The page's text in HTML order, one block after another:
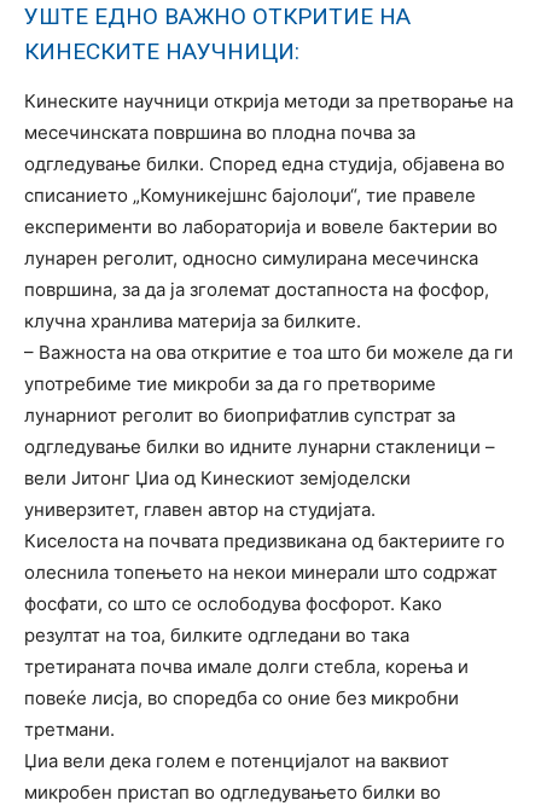
УШТЕ ЕДНО ВАЖНО ОТКРИТИЕ НА
КИНЕСКИТЕ НАУЧНИЦИ:
Кинеските научници открија методи за претворање на
месечинската површина во плодна почва за
одгледување билки. Според една студија, објавена во
списанието „Комуникејшнс бајолоџи“, тие правеле
експерименти во лабораторија и вовеле бактерии во
лунарен реголит, односно симулирана месечинска
површина, за да ја зголемат достапноста на фосфор,
клучна хранлива материја за билките.
– Важноста на ова откритие е тоа што би можеле да ги
употребиме тие микроби за да го претвориме
лунарниот реголит во биоприфатлив супстрат за
одгледување билки во идните лунарни стакленици –
вели Јитонг Џиа од Кинескиот земјоделски
универзитет, главен автор на студијата.
Киселоста на почвата предизвикана од бактериите го
олеснила топењето на некои минерали што содржат
фосфати, со што се ослободува фосфорот. Како
резултат на тоа, билките одгледани во така
третираната почва имале долги стебла, корења и
повеќе лисја, во споредба со оние без микробни
третмани.
Џиа вели дека голем е потенцијалот на ваквиот
микробен пристап во одгледувањето билки во